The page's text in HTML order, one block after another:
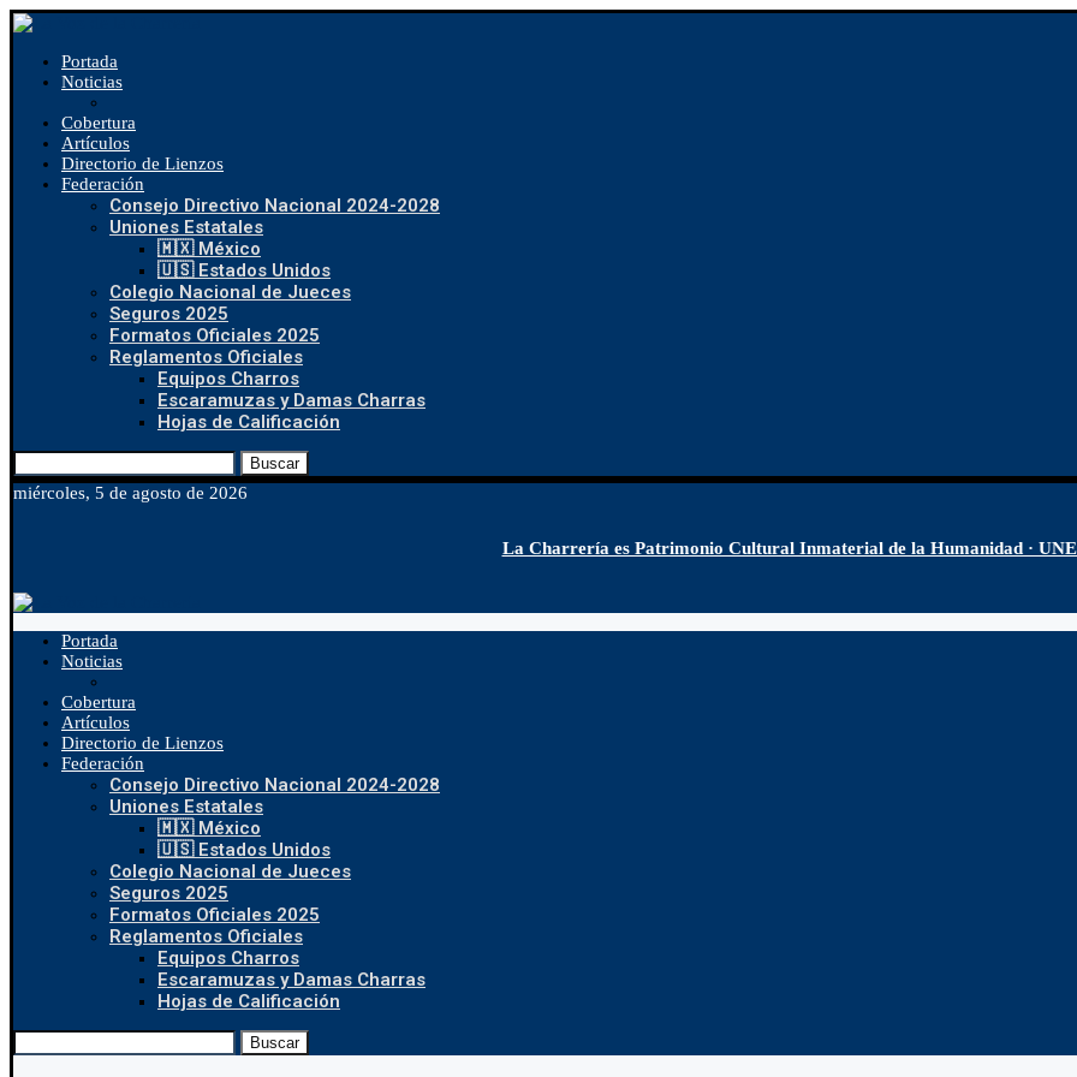
Portada
Noticias
Cobertura
Artículos
Directorio de Lienzos
Federación
Consejo Directivo Nacional 2024-2028
Uniones Estatales
🇲🇽 México
🇺🇸 Estados Unidos
Colegio Nacional de Jueces
Seguros 2025
Formatos Oficiales 2025
Reglamentos Oficiales
Equipos Charros
Escaramuzas y Damas Charras
Hojas de Calificación
Buscar
miércoles, 5 de agosto de 2026
La Charrería es Patrimonio Cultural Inmaterial de la Humanidad ·
Portada
Noticias
Cobertura
Artículos
Directorio de Lienzos
Federación
Consejo Directivo Nacional 2024-2028
Uniones Estatales
🇲🇽 México
🇺🇸 Estados Unidos
Colegio Nacional de Jueces
Seguros 2025
Formatos Oficiales 2025
Reglamentos Oficiales
Equipos Charros
Escaramuzas y Damas Charras
Hojas de Calificación
Buscar